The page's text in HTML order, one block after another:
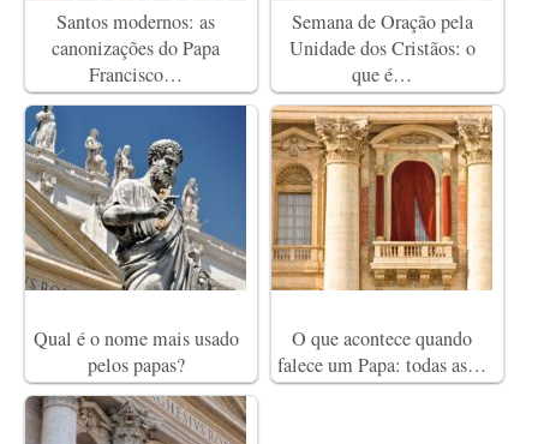
Santos modernos: as
canonizações do Papa
Francisco…
Semana de Oração pela
Unidade dos Cristãos: o
que é…
Qual é o nome mais usado
pelos papas?
O que acontece quando
falece um Papa: todas as…